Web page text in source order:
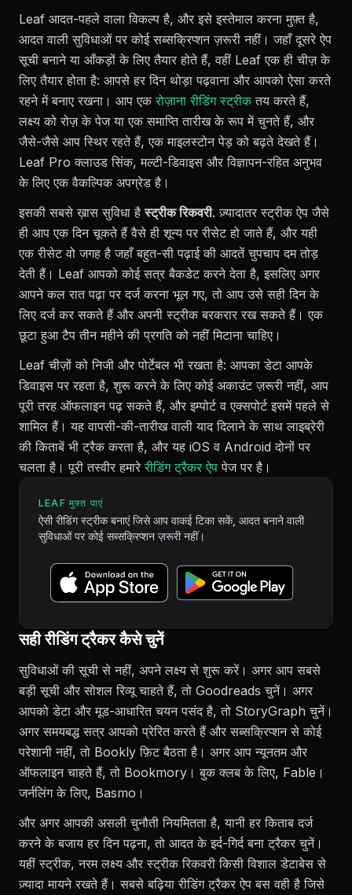
Leaf आदत-पहले वाला विकल्प है, और इसे इस्तेमाल करना मुफ़्त है,
आदत वाली सुविधाओं पर कोई सब्सक्रिप्शन ज़रूरी नहीं। जहाँ दूसरे ऐप
सूची बनाने या आँकड़ों के लिए तैयार होते हैं, वहीं Leaf एक ही चीज़ के
लिए तैयार होता है: आपसे हर दिन थोड़ा पढ़वाना और आपको ऐसा करते
रहने में बनाए रखना। आप एकरोज़ाना रीडिंग स्ट्रीक तय करते हैं,
लक्ष्य को रोज़ के पेज या एक समाप्ति तारीख के रूप में चुनते हैं, और
जैसे-जैसे आप स्थिर रहते हैं, एक माइलस्टोन पेड़ को बढ़ते देखते हैं।
Leaf Pro क्लाउड सिंक, मल्टी-डिवाइस और विज्ञापन-रहित अनुभव
के लिए एक वैकल्पिक अपग्रेड है।
इसकी सबसे ख़ास सुविधा हैस्ट्रीक रिकवरी. ज़्यादातर स्ट्रीक ऐप जैसे
ही आप एक दिन चूकते हैं वैसे ही शून्य पर रीसेट हो जाते हैं, और यही
एक रीसेट वो जगह है जहाँ बहुत-सी पढ़ाई की आदतें चुपचाप दम तोड़
देती हैं। Leaf आपको कोई सत्र बैकडेट करने देता है, इसलिए अगर
आपने कल रात पढ़ा पर दर्ज करना भूल गए, तो आप उसे सही दिन के
लिए दर्ज कर सकते हैं और अपनी स्ट्रीक बरकरार रख सकते हैं। एक
छूटा हुआ टैप तीन महीने की प्रगति को नहीं मिटाना चाहिए।
Leaf चीज़ों को निजी और पोर्टेबल भी रखता है: आपका डेटा आपके
डिवाइस पर रहता है, शुरू करने के लिए कोई अकाउंट ज़रूरी नहीं, आप
पूरी तरह ऑफलाइन पढ़ सकते हैं, और इम्पोर्ट व एक्सपोर्ट इसमें पहले से
शामिल हैं। यह वापसी-की-तारीख वाली याद दिलाने के साथ लाइब्रेरी
की किताबें भी ट्रैक करता है, और यह iOS व Android दोनों पर
चलता है। पूरी तस्वीर हमारेरीडिंग ट्रैकर ऐप पेज पर है।
LEAF मुफ़्त पाएं
ऐसी रीडिंग स्ट्रीक बनाएं जिसे आप वाकई टिका सकें, आदत बनाने वाली
सुविधाओं पर कोई सब्सक्रिप्शन ज़रूरी नहीं।
सही रीडिंग ट्रैकर कैसे चुनें
सुविधाओं की सूची से नहीं, अपने लक्ष्य से शुरू करें। अगर आप सबसे
बड़ी सूची और सोशल रिव्यू चाहते हैं, तो Goodreads चुनें। अगर
आपको डेटा और मूड-आधारित चयन पसंद है, तो StoryGraph चुनें।
अगर समयबद्ध सत्र आपको प्रेरित करते हैं और सब्सक्रिप्शन से कोई
परेशानी नहीं, तो Bookly फ़िट बैठता है। अगर आप न्यूनतम और
ऑफलाइन चाहते हैं, तो Bookmory। बुक क्लब के लिए, Fable।
जर्नलिंग के लिए, Basmo।
और अगर आपकी असली चुनौती नियमितता है, यानी हर किताब दर्ज
करने के बजाय हर दिन पढ़ना, तो आदत के इर्द-गिर्द बना ट्रैकर चुनें।
यहीं स्ट्रीक, नरम लक्ष्य और स्ट्रीक रिकवरी किसी विशाल डेटाबेस से
ज़्यादा मायने रखते हैं। सबसे बढ़िया रीडिंग ट्रैकर ऐप बस वही है जिसे